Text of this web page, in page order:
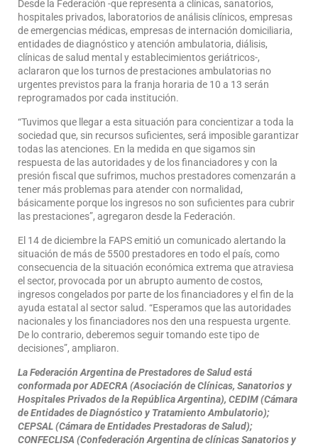
Desde la Federación -que representa a clínicas, sanatorios,
hospitales privados, laboratorios de análisis clínicos, empresas
de emergencias médicas, empresas de internación domiciliaria,
entidades de diagnóstico y atención ambulatoria, diálisis,
clínicas de salud mental y establecimientos geriátricos-,
aclararon que los turnos de prestaciones ambulatorias no
urgentes previstos para la franja horaria de 10 a 13 serán
reprogramados por cada institución.
“Tuvimos que llegar a esta situación para concientizar a toda la
sociedad que, sin recursos suficientes, será imposible garantizar
todas las atenciones. En la medida en que sigamos sin
respuesta de las autoridades y de los financiadores y con la
presión fiscal que sufrimos, muchos prestadores comenzarán a
tener más problemas para atender con normalidad,
básicamente porque los ingresos no son suficientes para cubrir
las prestaciones”, agregaron desde la Federación.
El 14 de diciembre la FAPS emitió un comunicado alertando la
situación de más de 5500 prestadores en todo el país, como
consecuencia de la situación económica extrema que atraviesa
el sector, provocada por un abrupto aumento de costos,
ingresos congelados por parte de los financiadores y el fin de la
ayuda estatal al sector salud. “Esperamos que las autoridades
nacionales y los financiadores nos den una respuesta urgente.
De lo contrario, deberemos seguir tomando este tipo de
decisiones”, ampliaron.
La Federación Argentina de Prestadores de Salud está
conformada por ADECRA (Asociación de Clínicas, Sanatorios y
Hospitales Privados de la República Argentina), CEDIM (Cámara
de Entidades de Diagnóstico y Tratamiento Ambulatorio);
CEPSAL (Cámara de Entidades Prestadoras de Salud);
CONFECLISA (Confederación Argentina de clínicas Sanatorios y